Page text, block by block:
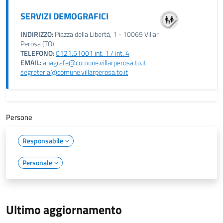
SERVIZI DEMOGRAFICI
INDIRIZZO:Piazza della Libertà, 1 - 10069 Villar
Perosa (TO)
TELEFONO:0121.51001 int. 1 / int. 4
EMAIL:anagrafe@comune.villarperosa.to.it
segreteria@comune.villarperosa.to.it
Persone
Responsabile
Personale
Ultimo aggiornamento